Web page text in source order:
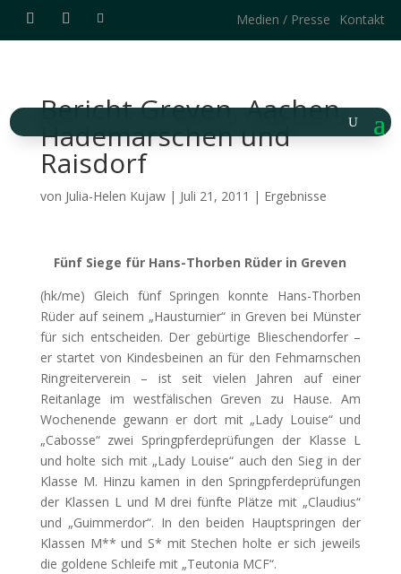
Medien / Presse Kontakt
Bericht Greven, Aachen,
Hademarschen und
Raisdorf
von Julia-Helen Kujaw| Juli 21, 2011 | Ergebnisse
Fünf Siege für Hans-Thorben Rüder in Greven
(hk/me) Gleich fünf Springen konnte Hans-Thorben
Rüder auf seinem „Hausturnier“ in Greven bei Münster
für sich entscheiden. Der gebürtige Blieschendorfer –
er startet von Kindesbeinen anfür den Fehmarnschen
Ringreiterverein – ist seit vielen Jahren auf einer
Reitanlage im westfälischen Greven zu Hause. Am
Wochenende gewann er dort mit „Lady Louise“ und
„Cabosse“ zwei Springpferdeprüfungen der Klasse L
und holte sich mit „Lady Louise“ auch den Sieg in der
Klasse M. Hinzu kamen in den Springpferdeprüfungen
der Klassen L und M drei fünfte Plätze mit „Claudius“
und „Guimmerdor“. In den beiden Hauptspringen der
Klassen M** und S* mit Stechen holte er sich jeweils
die goldene Schleife mit „Teutonia MCF“.